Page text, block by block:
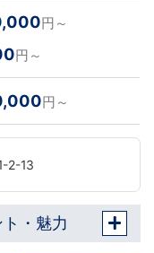
円～
円～
円～
2-13
・魅力